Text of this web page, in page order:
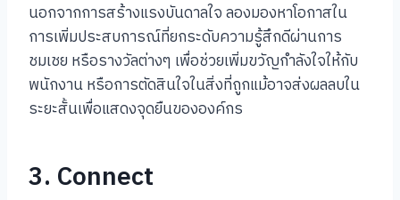
นอกจากการสร้างแรงบันดาลใจ ลองมองหาโอกาสใน
การเพิ่มประสบการณ์ที่ยกระดับความรู้สึกดีผ่านการ
ชมเชย หรือรางวัลต่างๆ เพื่อช่วยเพิ่มขวัญกำลังใจให้กับ
พนักงาน หรือการตัดสินใจในสิ่งที่ถูกแม้อาจส่งผลลบใน
ระยะสั้นเพื่อแสดงจุดยืนขององค์กร
3. Connect